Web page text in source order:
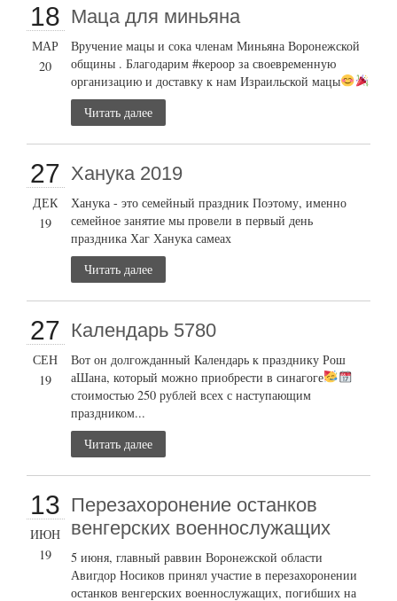
18
МАР
20
Маца для миньяна
Вручение мацы и сока членам Миньяна Воронежской
общины . Благодарим #кероор за своевременную
организацию и доставку к нам Израильской мацы
Читать далее
27
ДЕК
19
Ханука 2019
Ханука - это семейный праздник Поэтому, именно
семейное занятие мы провели в первый день
праздника Хаг Ханука самеах
Читать далее
27
СЕН
19
Календарь 5780
Вот он долгожданный Календарь к празднику Рош
аШана, который можно приобрести в синагоге
стоимостью 250 рублей всех с наступающим
праздником...
Читать далее
13
ИЮН
19
Перезахоронение останков
венгерских военнослужащих
5 июня, главный раввин Воронежской области
Авигдор Носиков принял участие в перезахоронении
останков венгерских военнослужащих, погибших на